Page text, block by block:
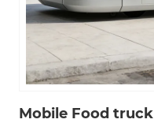
Mobile Food truck